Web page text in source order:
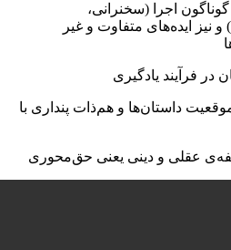
اجرا (سخنرانی،
نیز ایده‌های متفاوت و غیر
فرآیند یادگیری
داستان‌ها و هم‌ذات پنداری با
عقلی و دینی یعنی حق‌محوری